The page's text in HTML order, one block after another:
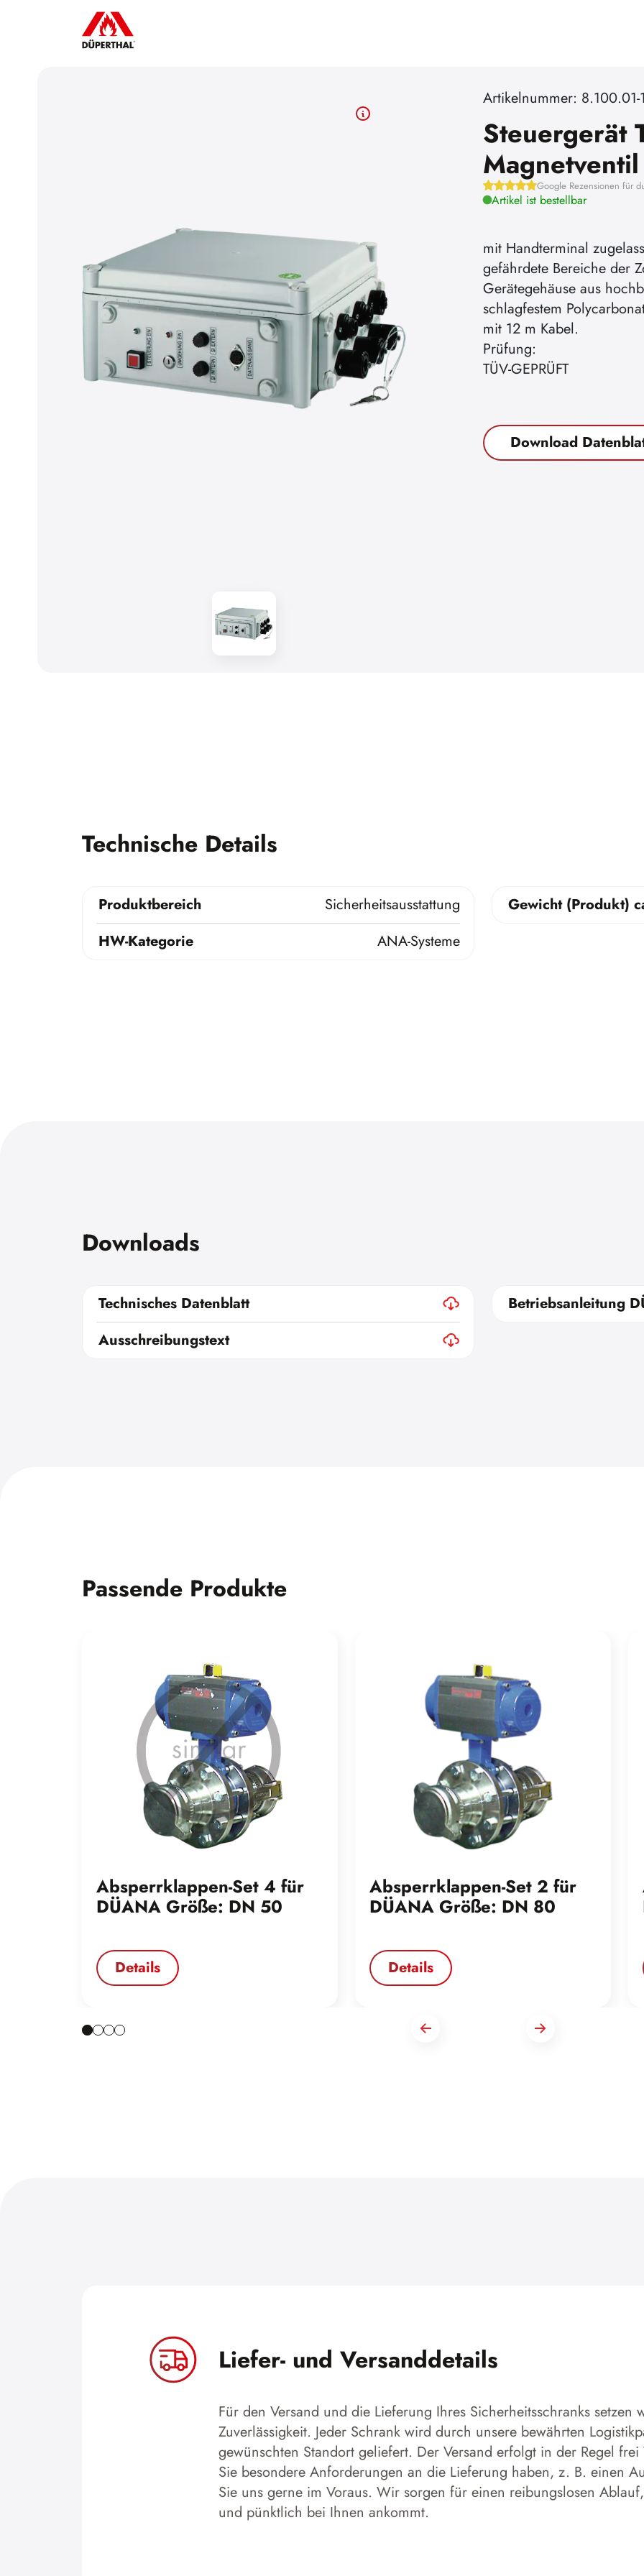
Artikelnummer: 8.100.01-1
Steuergerät
Magnetventil
Google Rezensionen für
Artikel ist bestellbar
mit Handterminal
gefährdete Bereiche der
Gerätegehäuse aus
schlagfestem
mit 12 m Kabel.
Prüfung:
TÜV-GEPRÜFT
Download
Technische Details
Produktbereich
Sicherheitsausstattung
HW-Kategorie
ANA-Systeme
Gewicht (Produkt)
Downloads
Technisches Datenblatt
Ausschreibungstext
Betriebsanleitung
Passende Produkte
Absperrklappen-Set 4 für
DÜANA Größe: DN 50
Details
Absperrklappen-Set 2 für
DÜANA Größe: DN 80
Details
Liefer- und Versanddetails
Für den Versand und die Lieferung Ihres Sicherheitsschranks setzen
Zuverlässigkeit. Jeder Schrank wird durch unsere bewährten
gewünschten Standort geliefert. Der Versand erfolgt in der Regel frei
Sie besondere Anforderungen an die Lieferung haben, z. B. einen
Sie uns gerne im Voraus. Wir sorgen für einen reibungslosen
und pünktlich bei Ihnen ankommt.